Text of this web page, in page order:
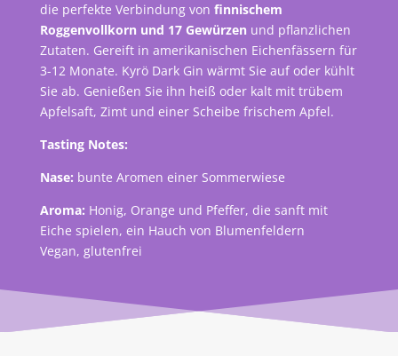
die perfekte Verbindung von finnischem
Roggenvollkorn und 17 Gewürzen und pflanzlichen
Zutaten. Gereift in amerikanischen Eichenfässern für
3-12 Monate. Kyrö Dark Gin wärmt Sie auf oder kühlt
Sie ab. Genießen Sie ihn heiß oder kalt mit trübem
Apfelsaft, Zimt und einer Scheibe frischem Apfel.
Tasting Notes:
Nase: bunte Aromen einer Sommerwiese
Aroma: Honig, Orange und Pfeffer, die sanft mit
Eiche spielen, ein Hauch von Blumenfeldern
Vegan, glutenfrei